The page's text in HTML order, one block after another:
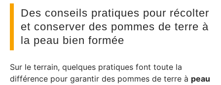
Des conseils pratiques pour récolter
et conserver des pommes de terre à
la peau bien formée
Sur le terrain, quelques pratiques font toute la
différence pour garantir des pommes de terre à peau